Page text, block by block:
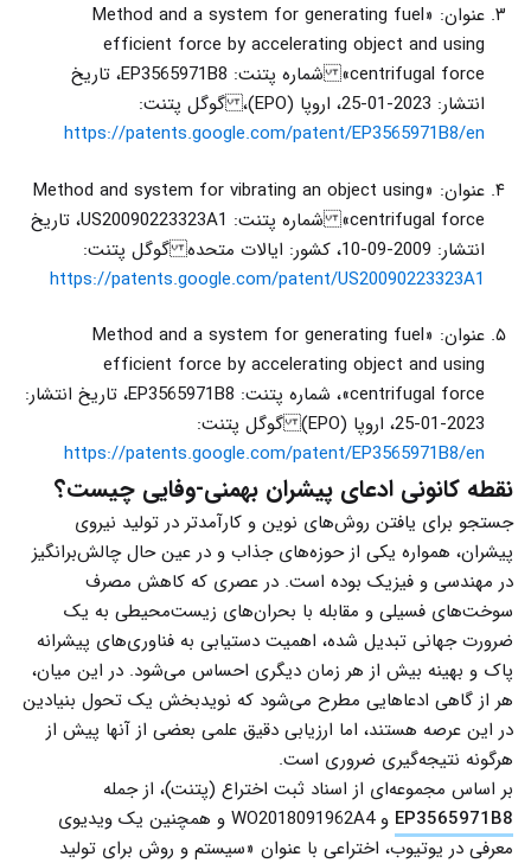
عنوان: «Method and a system for generating fuel
efficient force by accelerating object and using
centrifugal force» شماره پتنت: EP3565971B8، تاریخ
انتشار: 2023-01-25، اروپا (EPO)، گوگل پتنت:
https://patents.google.com/patent/EP3565971B8/en
عنوان: «Method and system for vibrating an object using
centrifugal force» شماره پتنت: US20090223323A1، تاریخ
انتشار: 2009-09-10، کشور: ایالات متحده گوگل پتنت:
https://patents.google.com/patent/US20090223323A1
عنوان: «Method and a system for generating fuel
efficient force by accelerating object and using
centrifugal force»، شماره پتنت: EP3565971B8، تاریخ انتشار:
2023-01-25، اروپا (EPO) گوگل پتنت:
https://patents.google.com/patent/EP3565971B8/en
نقطه کانونی ادعای پیشران بهمنی-وفایی چیست؟
جستجو برای یافتن روش‌های نوین و کارآمدتر در تولید نیروی
پیشران، همواره یکی از حوزه‌های جذاب و در عین حال چالش‌برانگیز
در مهندسی و فیزیک بوده است. در عصری که کاهش مصرف
سوخت‌های فسیلی و مقابله با بحران‌های زیست‌محیطی به یک
ضرورت جهانی تبدیل شده، اهمیت دستیابی به فناوری‌های پیشرانه
پاک و بهینه بیش از هر زمان دیگری احساس می‌شود. در این میان،
هر از گاهی ادعاهایی مطرح می‌شود که نویدبخش یک تحول بنیادین
در این عرصه هستند، اما ارزیابی دقیق علمی بعضی از آنها پیش از
هرگونه نتیجه‌گیری ضروری است.
بر اساس مجموعه‌ای از اسناد ثبت اختراع (پتنت)، از جمله
EP3565971B8
و WO2018091962A4 و همچنین یک ویدیوی
معرفی در یوتیوب، اختراعی با عنوان «سیستم و روش برای تولید